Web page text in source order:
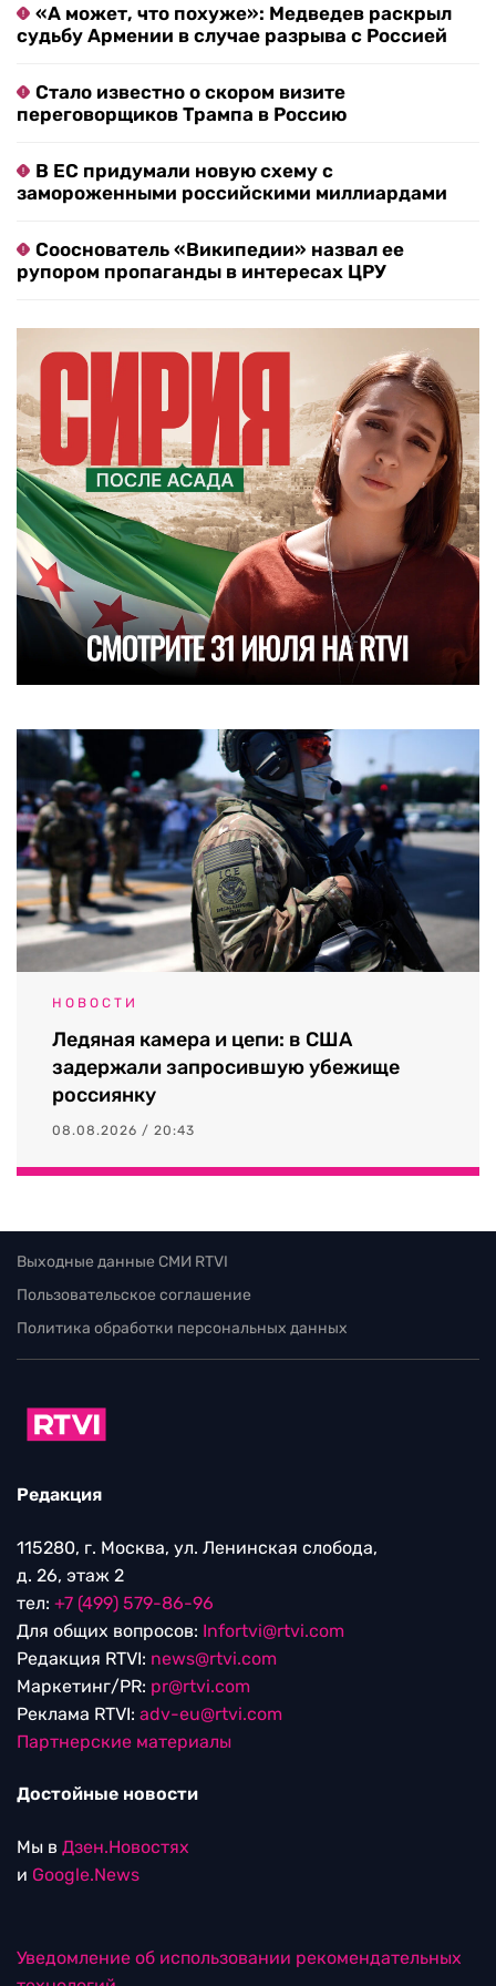
«А может, что похуже»: Медведев раскрыл
судьбу Армении в случае разрыва с Россией
Стало известно о скором визите
переговорщиков Трампа в Россию
В ЕС придумали новую схему с
замороженными российскими миллиардами
Сооснователь «Википедии» назвал ее
рупором пропаганды в интересах ЦРУ
НОВОСТИ
Ледяная камера и цепи: в США
задержали запросившую убежище
россиянку
08.08.2026 / 20:43
Выходные данные СМИ RTVI
Пользовательское соглашение
Политика обработки персональных данных
Редакция
115280, г. Москва, ул. Ленинская слобода,
д. 26, этаж 2
тел: +7 (499) 579-86-96
Для общих вопросов: Infortvi@rtvi.com
Редакция RTVI: news@rtvi.com
Маркетинг/PR: pr@rtvi.com
Реклама RTVI: adv-eu@rtvi.com
Партнерские материалы
Достойные новости
Мы в Дзен.Новостях
и Google.News
Уведомление об использовании рекомендательных